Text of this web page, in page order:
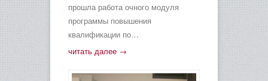
прошла работа очного модуля
программы повышения
квалификации по…
читать далее →